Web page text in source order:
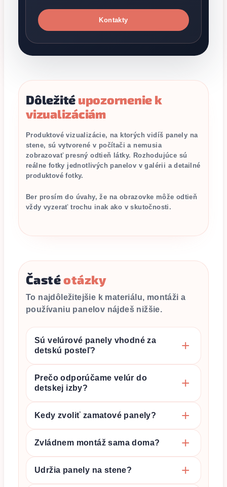
Kontakty
Dôležité upozornenie k
vizualizáciám
Produktové vizualizácie, na ktorých vidíš panely na
stene, sú vytvorené v počítači a nemusia
zobrazovať presný odtieň látky. Rozhodujúce sú
reálne fotky jednotlivých panelov v galérii a detailné
produktové fotky.
Ber prosím do úvahy, že na obrazovke môže odtieň
vždy vyzerať trochu inak ako v skutočnosti.
Častéotázky
To najdôležitejšie k materiálu, montáži a
používaniu panelov nájdeš nižšie.
Sú velúrové panely vhodné za
detskú posteľ?
Prečo odporúčame velúr do
detskej izby?
Kedy zvoliť zamatové panely?
Zvládnem montáž sama doma?
Udržia panely na stene?